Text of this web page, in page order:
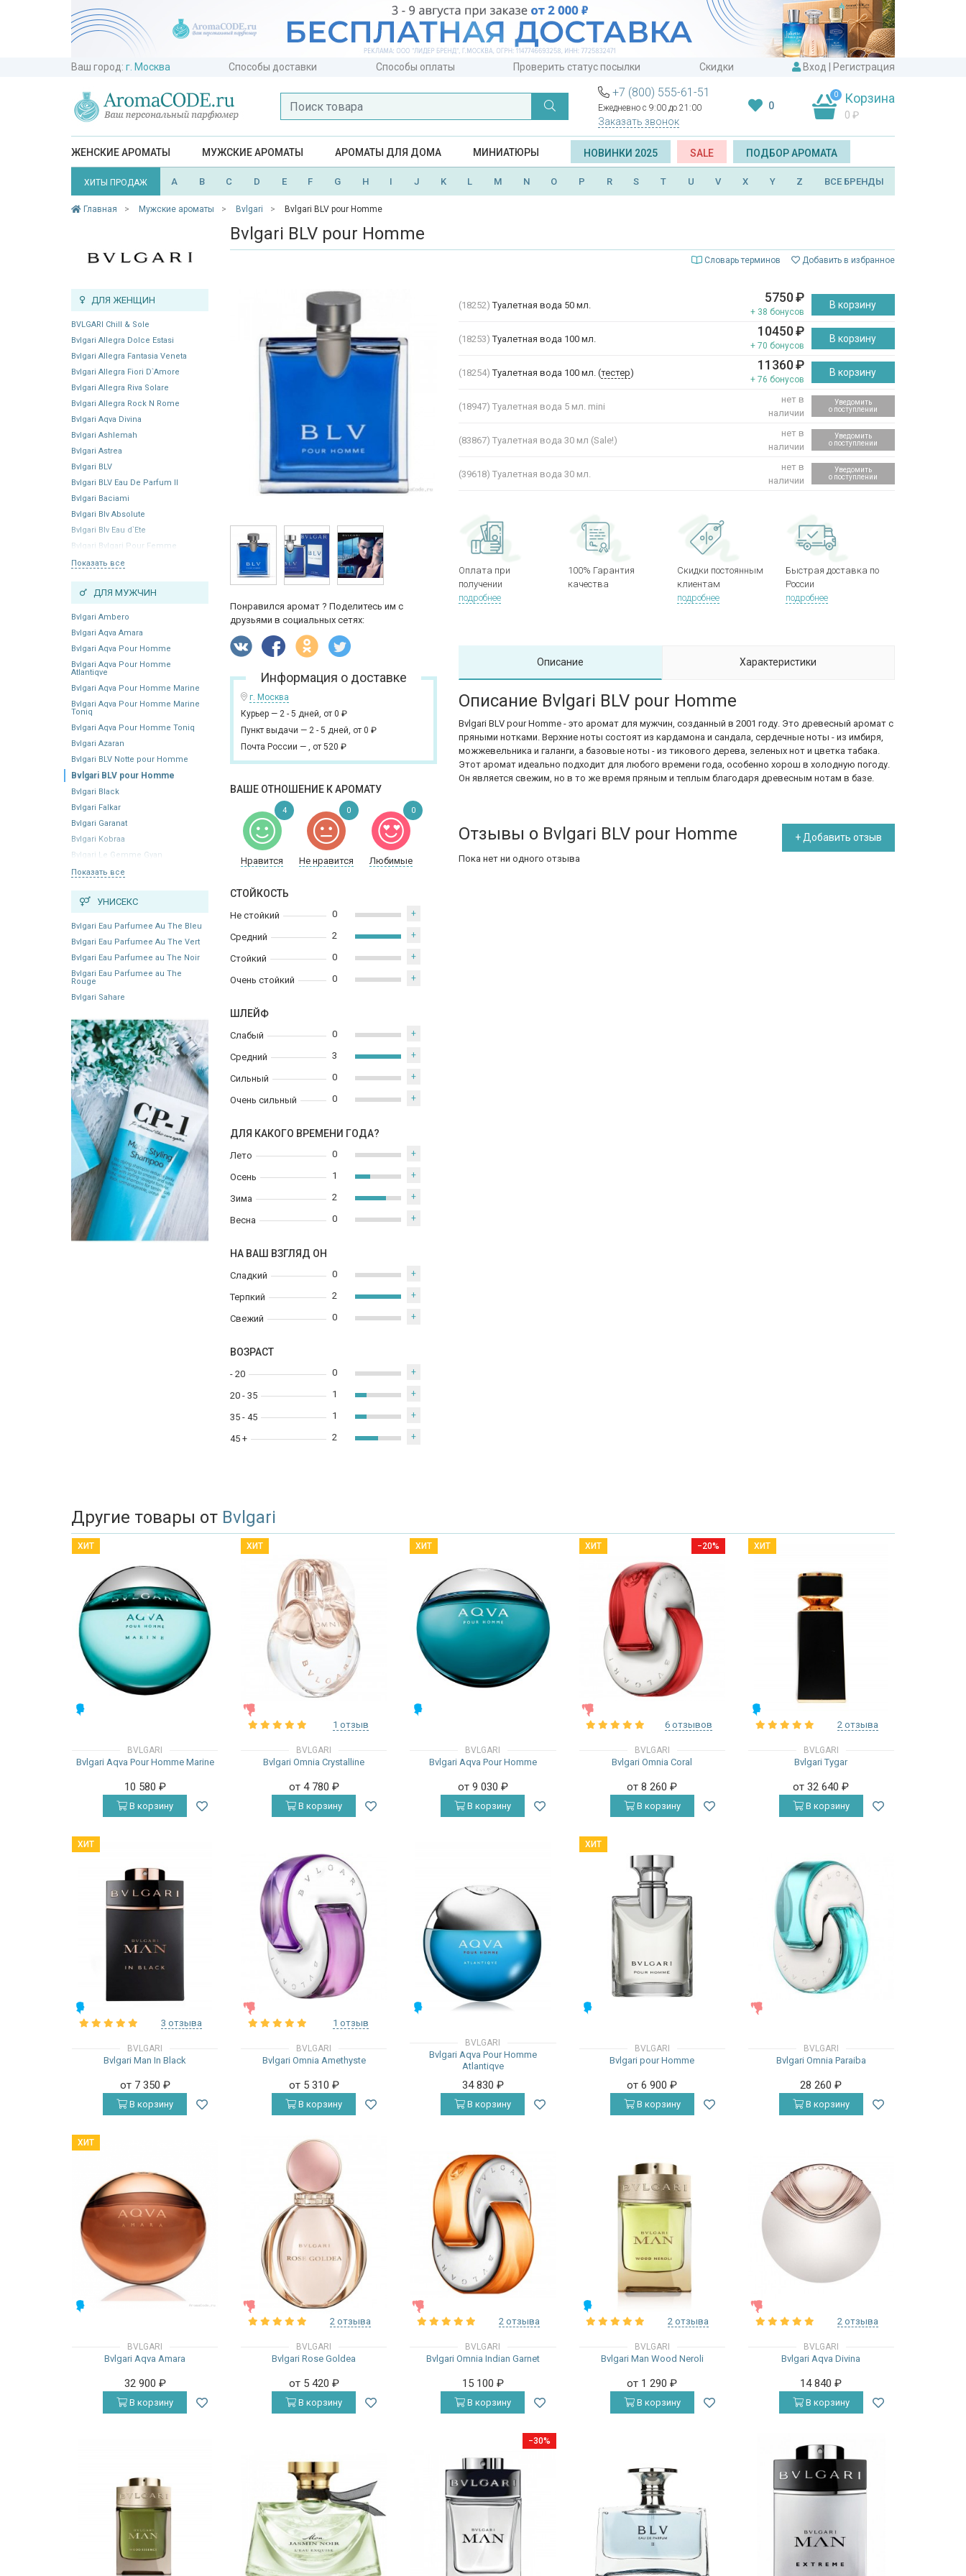
Ваш город: г. Москва Способы доставки Способы оплаты Проверить статус посылки Скидки Вход Регистрация
+7 (800) 555-61-51
Ежедневно с 9:00 до 21:00
Заказать звонок
0
0 Корзина
0 ₽
ЖЕНСКИЕ АРОМАТЫ МУЖСКИЕ АРОМАТЫ АРОМАТЫ ДЛЯ ДОМА МИНИАТЮРЫ НОВИНКИ 2025 SALE ПОДБОР АРОМАТА
ХИТЫ ПРОДАЖ A B C D E F G H I J K L M N O P R S T U V X Y Z ВСЕ БРЕНДЫ
Главная Мужские ароматы Bvlgari Bvlgari BLV pour Homme
ДЛЯ ЖЕНЩИН
BVLGARI Chill & Sole
Bvlgari Allegra Dolce Estasi
Bvlgari Allegra Fantasia Veneta
Bvlgari Allegra Fiori D`Amore
Bvlgari Allegra Riva Solare
Bvlgari Allegra Rock N Rome
Bvlgari Aqva Divina
Bvlgari Ashlemah
Bvlgari Astrea
Bvlgari BLV
Bvlgari BLV Eau De Parfum II
Bvlgari Baciami
Bvlgari Blv Absolute
Bvlgari Blv Eau d`Ete
Bvlgari Bvlgari Pour Femme
Показать все
ДЛЯ МУЖЧИН
Bvlgari Ambero
Bvlgari Aqva Amara
Bvlgari Aqva Pour Homme
Bvlgari Aqva Pour Homme
Atlantiqve
Bvlgari Aqva Pour Homme Marine
Bvlgari Aqva Pour Homme Marine
Toniq
Bvlgari Aqva Pour Homme Toniq
Bvlgari Azaran
Bvlgari BLV Notte pour Homme
Bvlgari BLV pour Homme
Bvlgari Black
Bvlgari Falkar
Bvlgari Garanat
Bvlgari Kobraa
Bvlgari Le Gemme Gyan
Показать все
УНИСЕКС
Bvlgari Eau Parfumee Au The Bleu
Bvlgari Eau Parfumee Au The Vert
Bvlgari Eau Parfumee au The Noir
Bvlgari Eau Parfumee au The
Rouge
Bvlgari Sahare
Bvlgari BLV pour Homme
Словарь терминов Добавить в избранное
Понравился аромат ? Поделитесь им с
друзьями в социальных сетях:
Информация о доставке
г. Москва
Курьер — 2 - 5 дней, от 0 ₽
Пункт выдачи — 2 - 5 дней, от 0 ₽
Почта России — , от 520 ₽
ВАШЕ ОТНОШЕНИЕ К АРОМАТУ
Нравится Не нравится Любимые
4 0 0
СТОЙКОСТЬ
Не стойкий
Средний
Стойкий
Очень стойкий
0 +
2 +
0 +
0 +
ШЛЕЙФ
Слабый
Средний
Сильный
Очень сильный
0 +
3 +
0 +
0 +
ДЛЯ КАКОГО ВРЕМЕНИ ГОДА?
Лето
Осень
Зима
Весна
0 +
1 +
2 +
0 +
НА ВАШ ВЗГЛЯД ОН
Сладкий
Терпкий
Свежий
0 +
2 +
0 +
ВОЗРАСТ
- 20
20 - 35
35 - 45
45 +
0 +
1 +
1 +
2 +
(18252) Туалетная вода 50 мл. 5750₽
+ 38 бонусов
В корзину
(18253) Туалетная вода 100 мл. 10450₽
+ 70 бонусов
В корзину
(18254) Туалетная вода 100 мл. (тестер) 11360₽
+ 76 бонусов
В корзину
(18947) Туалетная вода 5 мл. mini
нет в
наличии
Уведомить
о поступлении
(83867) Туалетная вода 30 мл (Sale!)
нет в
наличии
Уведомить
о поступлении
(39618) Туалетная вода 30 мл.
нет в
наличии
Уведомить
о поступлении
Оплата при
получении
подробнее
100% Гарантия
качества
Скидки постоянным
клиентам
подробнее
Быстрая доставка по
России
подробнее
Описание Характеристики
Описание Bvlgari BLV pour Homme
Bvlgari BLV pour Homme - это аромат для мужчин, созданный в 2001 году. Это древесный аромат с
пряными нотками. Верхние ноты состоят из кардамона и сандала, сердечные ноты - из имбиря,
можжевельника и галанги, а базовые ноты - из тикового дерева, зеленых нот и цветка табака.
Этот аромат идеально подходит для любого времени года, особенно хорош в холодную погоду.
Он является свежим, но в то же время пряным и теплым благодаря древесным нотам в базе.
Отзывы о Bvlgari BLV pour Homme + Добавить отзыв
Пока нет ни одного отзыва
Другие товары от Bvlgari
ХИТ
BVLGARI
Bvlgari Aqva Pour Homme Marine
10 580 ₽
В корзину
ХИТ
1 отзыв
BVLGARI
Bvlgari Omnia Crystalline
от 4 780 ₽
В корзину
ХИТ
BVLGARI
Bvlgari Aqva Pour Homme
от 9 030 ₽
В корзину
−20%
ХИТ
6 отзывов
BVLGARI
Bvlgari Omnia Coral
от 8 260₽
В корзину
ХИТ
2 отзыва
BVLGARI
Bvlgari Tygar
от 32 640₽
В корзину
ХИТ
3 отзыва
BVLGARI
Bvlgari Man In Black
от 7 350 ₽
В корзину
1 отзыв
BVLGARI
Bvlgari Omnia Amethyste
от 5 310 ₽
В корзину
МУЖСКИЕ
BVLGARI
Bvlgari Aqva Pour Homme
Atlantiqve
34 830 ₽
В корзину
ХИТ
BVLGARI
Bvlgari pour Homme
от 6 900₽
В корзину
BVLGARI
Bvlgari Omnia Paraiba
28 260₽
В корзину
ХИТ
BVLGARI
Bvlgari Aqva Amara
32 900 ₽
В корзину
ЖЕНСКИЕ
2 отзыва
BVLGARI
Bvlgari Rose Goldea
от 5 420 ₽
В корзину
2 отзыва
BVLGARI
Bvlgari Omnia Indian Garnet
15 100 ₽
В корзину
2 отзыва
BVLGARI
Bvlgari Man Wood Neroli
от 1 290₽
В корзину
2 отзыва
BVLGARI
Bvlgari Aqva Divina
14 840₽
В корзину
−30%